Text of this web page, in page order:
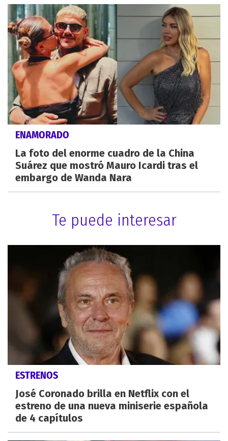
ENAMORADO
La foto del enorme cuadro de la China
Suárez que mostró Mauro Icardi tras el
embargo de Wanda Nara
Te puede interesar
ESTRENOS
José Coronado brilla en Netflix con el
estreno de una nueva miniserie española
de 4 capítulos